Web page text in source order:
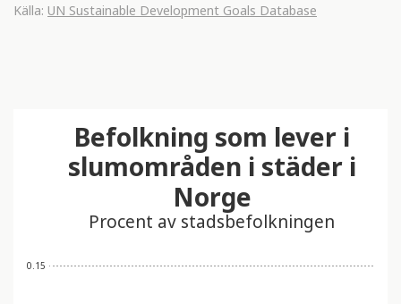
Källa: UN Sustainable Development Goals Database
0.15
Befolkning som lever i
slumområden i städer i
Norge
Procent av stadsbefolkningen